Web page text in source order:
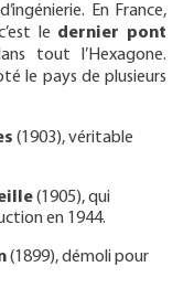
En France,
le dernier pont
tout l’Hexagone.
le pays de plusieurs
(1903), véritable
(1905), qui
en 1944.
(1899), démoli pour